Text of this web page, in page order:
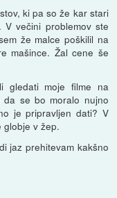
ki pa so že kar stari
večini problemov ste
že malce poškilil na
mašince. Žal cene še
gledati moje filme na
da se bo moralo nujno
je pripravljen dati? V
globje v žep.
jaz prehitevam kakšno